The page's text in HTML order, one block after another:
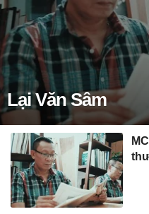
Lại Văn Sâm